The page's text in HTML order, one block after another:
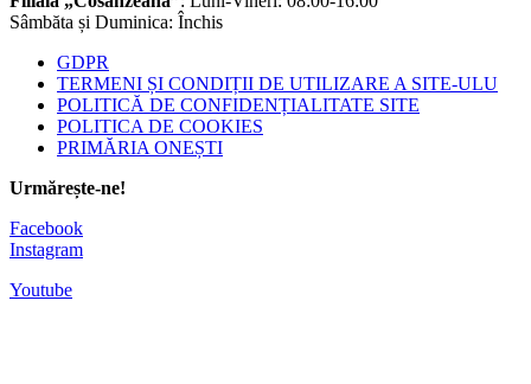
Sâmbăta și Duminica: Închis
GDPR
TERMENI ȘI CONDIȚII DE UTILIZARE A SITE-ULU
POLITICĂ DE CONFIDENȚIALITATE SITE
POLITICA DE COOKIES
PRIMĂRIA ONEȘTI
Urmărește-ne!
Facebook
Instagram
Youtube